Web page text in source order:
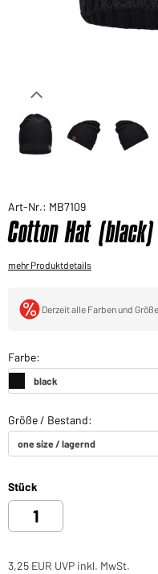
Sie möchten gerne
Art-Nr.: MB7109
Cotton Hat (black)
mehr Produktdetails
Derzeit alle Farben und
Stück
3,25 EUR UVP inkl. MwSt.